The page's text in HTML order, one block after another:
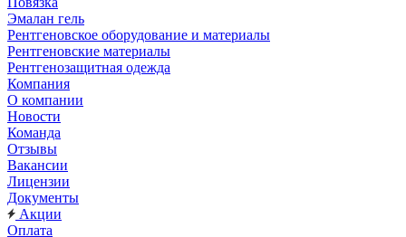
Эмалан гель
Рентгеновское оборудование и материалы
Рентгеновские материалы
Рентгенозащитная одежда
Компания
О компании
Новости
Команда
Отзывы
Вакансии
Лицензии
Документы
Акции
Оплата